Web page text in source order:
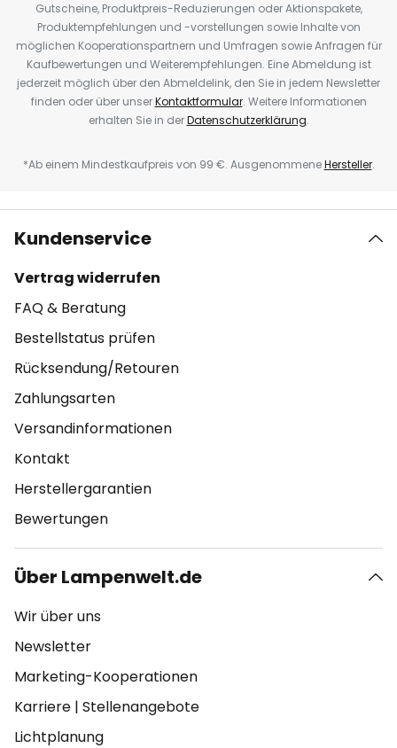
Gutscheine, Produktpreis-Reduzierungen oder Aktionspakete,
Produktempfehlungen und -vorstellungen sowie Inhalte von
möglichen Kooperationspartnern und Umfragen sowie Anfragen für
Kaufbewertungen und Weiterempfehlungen. Eine Abmeldung ist
jederzeit möglich über den Abmeldelink, den Sie in jedem Newsletter
finden oder über unserKontaktformular. Weitere Informationen
erhalten Sie in derDatenschutzerklärung.
*Ab einem Mindestkaufpreis von 99 €. AusgenommeneHersteller.
Kundenservice
Vertrag widerrufen
FAQ & Beratung
Bestellstatus prüfen
Rücksendung/Retouren
Zahlungsarten
Versandinformationen
Kontakt
Herstellergarantien
Bewertungen
Über Lampenwelt.de
Wir über uns
Newsletter
Marketing-Kooperationen
Karriere | Stellenangebote
Lichtplanung